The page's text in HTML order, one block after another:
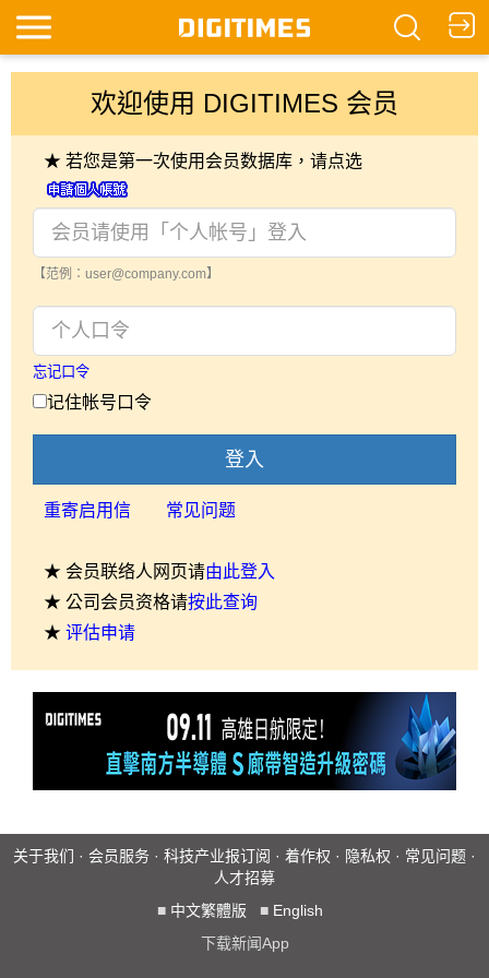
欢迎使用 DIGITIMES 会员
★ 若您是第一次使用会员数据库，请点选
【范例：user@company.com】
忘记口令
记住帐号口令
登入
重寄启用信 常见问题
★ 会员联络人网页请由此登入
★ 公司会员资格请按此查询
★ 评估申请
关于我们 · 会员服务 · 科技产业报订阅 · 着作权 · 隐私权 · 常见问题 ·
人才招募
■ 中文繁體版 ■ English
下载新闻App